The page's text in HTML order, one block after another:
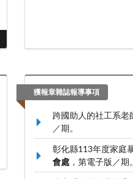
獲報章雜誌報導事項
跨國助人的社工系老
／期。
彰化縣113年度家庭
會處 ，第電子版／期。